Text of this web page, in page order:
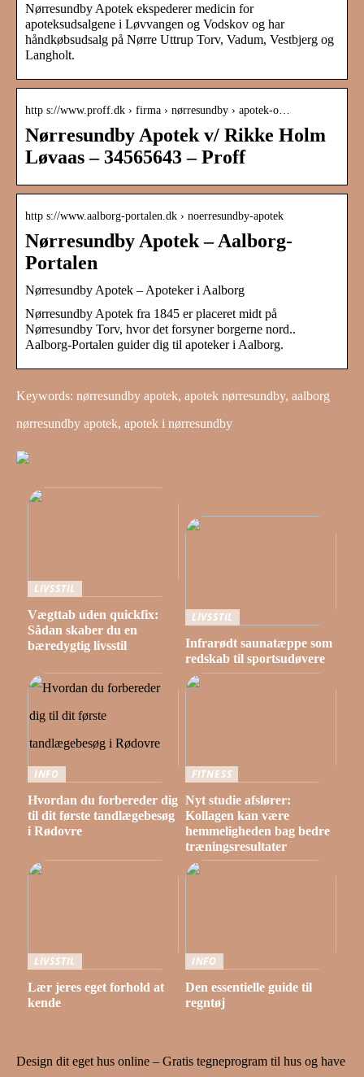
Nørresundby Apotek ekspederer medicin for
apoteksudsalgene i Løvvangen og Vodskov og har
håndkøbsudsalg på Nørre Uttrup Torv, Vadum, Vestbjerg og
Langholt.
http s://www.proff.dk › firma › nørresundby › apotek-o…
Nørresundby Apotek v/ Rikke Holm
Løvaas – 34565643 – Proff
http s://www.aalborg-portalen.dk › noerresundby-apotek
Nørresundby Apotek – Aalborg-
Portalen
Nørresundby Apotek – Apoteker i Aalborg
Nørresundby Apotek fra 1845 er placeret midt på
Nørresundby Torv, hvor det forsyner borgerne nord..
Aalborg-Portalen guider dig til apoteker i Aalborg.
Keywords: nørresundby apotek, apotek nørresundby, aalborg
nørresundby apotek, apotek i nørresundby
LIVSSTIL
Vægttab uden quickfix:
Sådan skaber du en
bæredygtig livsstil
LIVSSTIL
Infrarødt saunatæppe som
redskab til sportsudøvere
INFO
Hvordan du forbereder dig
til dit første tandlægebesøg
i Rødovre
FITNESS
Nyt studie afslører:
Kollagen kan være
hemmeligheden bag bedre
træningsresultater
LIVSSTIL
Lær jeres eget forhold at
kende
INFO
Den essentielle guide til
regntøj
Design dit eget hus online – Gratis tegneprogram til hus og have